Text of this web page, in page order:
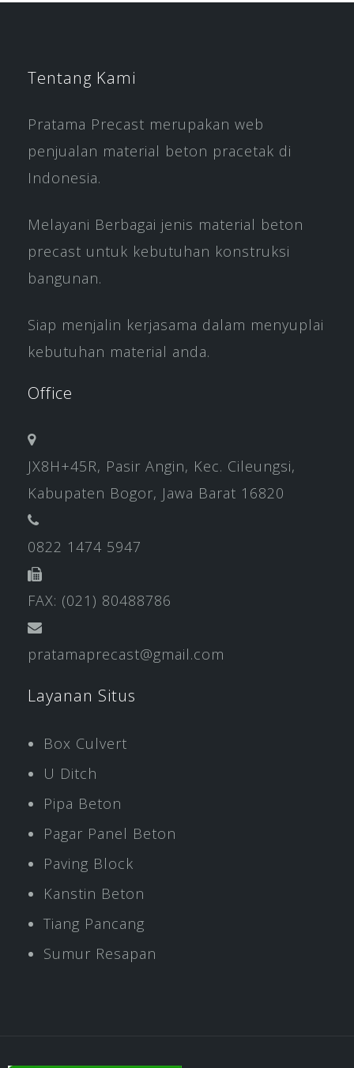
Tentang Kami
Pratama Precast merupakan web
penjualan material beton pracetak di
Indonesia.
Melayani Berbagai jenis material beton
precast untuk kebutuhan konstruksi
bangunan.
Siap menjalin kerjasama dalam menyuplai
kebutuhan material anda.
Office
JX8H+45R, Pasir Angin, Kec. Cileungsi,
Kabupaten Bogor, Jawa Barat 16820
0822 1474 5947
FAX: (021) 80488786
pratamaprecast@gmail.com
Layanan Situs
Box Culvert
U Ditch
Pipa Beton
Pagar Panel Beton
Paving Block
Kanstin Beton
Tiang Pancang
Sumur Resapan